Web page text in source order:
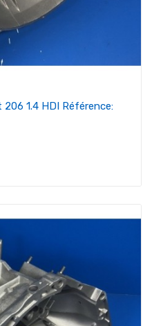
1.4 HDI Référence: